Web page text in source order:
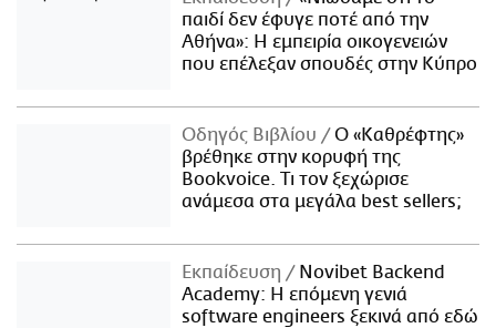
παιδί δεν έφυγε ποτέ από την
Αθήνα»: Η εμπειρία οικογενειών
που επέλεξαν σπουδές στην Κύπρο
Οδηγός Βιβλίου
Ο «Καθρέφτης»
βρέθηκε στην κορυφή της
Bookvoice. Τι τον ξεχώρισε
ανάμεσα στα μεγάλα best sellers;
Εκπαίδευση
Novibet Backend
Academy: Η επόμενη γενιά
software engineers ξεκινά από εδώ